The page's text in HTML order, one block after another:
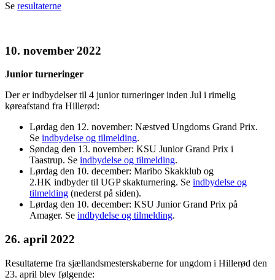
Se resultaterne
10. november 2022
Junior turneringer
Der er indbydelser til 4 junior turneringer inden Jul i rimelig
køreafstand fra Hillerød:
Lørdag den 12. november: Næstved Ungdoms Grand Prix.
Se indbydelse og tilmelding.
Søndag den 13. november: KSU Junior Grand Prix i
Taastrup. Se indbydelse og tilmelding.
Lørdag den 10. december: Maribo Skakklub og
2.HK indbyder til UGP skakturnering. Se indbydelse og
tilmelding (nederst på siden).
Lørdag den 10. december: KSU Junior Grand Prix på
Amager. Se indbydelse og tilmelding.
26. april 2022
Resultaterne fra sjællandsmesterskaberne for ungdom i Hillerød den
23. april blev følgende: